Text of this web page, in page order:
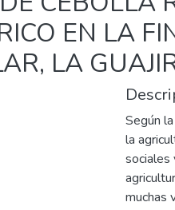
EN LA
LA
Según
la
sociales
muchas